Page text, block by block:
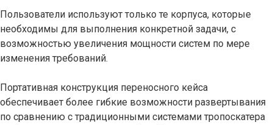
Пользователи используют только те корпуса, которые
необходимы для выполнения конкретной задачи, с
возможностью увеличения мощности систем по мере
изменения требований.
Портативная конструкция переносного кейса
обеспечивает более гибкие возможности развертывания
по сравнению с традиционными системами тропоскатера